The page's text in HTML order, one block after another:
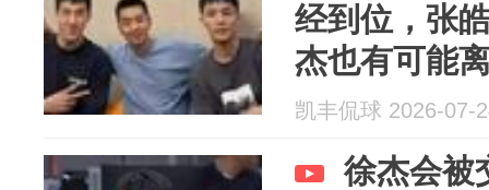
经到位，张
杰也有可能
凯丰侃球 2026-07-
徐杰会被